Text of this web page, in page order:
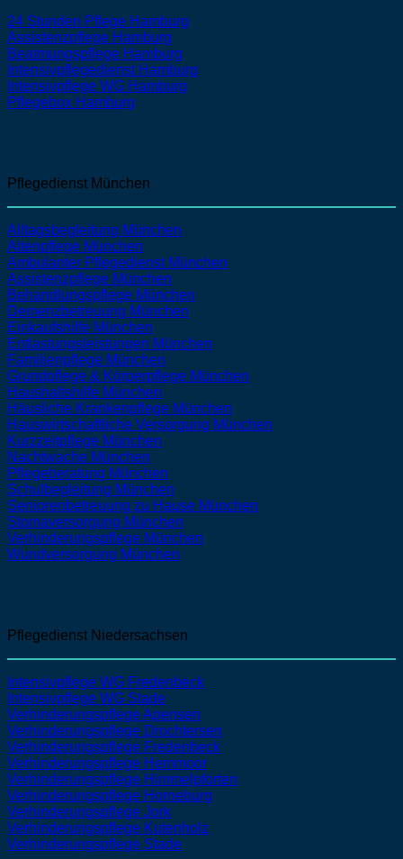
24 Stunden Pflege Hamburg
Assistenzpflege Hamburg
Beatmungspflege Hamburg
Intensivpflegedienst Hamburg
Intensivpflege WG Hamburg
Pflegebox Hamburg
Pflegedienst München
Alltagsbegleitung München
Altenpflege München
Ambulanter Pflegedienst München
Assistenzpflege München
Behandlungspflege München
Demenzbetreuung München
Einkaufshilfe München
Entlastungsleistungen München
Familienpflege München
Grundpflege & Körperpflege München
Haushaltshilfe München
Häusliche Krankenpflege München
Hauswirtschaftliche Versorgung München
Kurzzeitpflege München
Nachtwache München
Pflegeberatung München
Schulbegleitung München
Seniorenbetreuung zu Hause München
Stomaversorgung München
Verhinderungspflege München
Wundversorgung München
Pflegedienst Niedersachsen
Intensivpflege WG Fredenbeck
Intensivpflege WG Stade
Verhinderungspflege Apensen
Verhinderungspflege Drochtersen
Verhinderungspflege Fredenbeck
Verhinderungspflege Hemmoor
Verhinderungspflege Himmelpforten
Verhinderungspflege Horneburg
Verhinderungspflege Jork
Verhinderungspflege Kutenholz
Verhinderungspflege Stade